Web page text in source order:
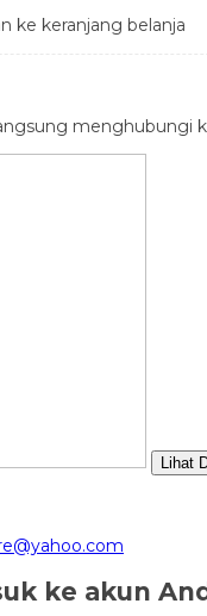
ke keranjang belanja
menghubungi
Lihat
ke akun